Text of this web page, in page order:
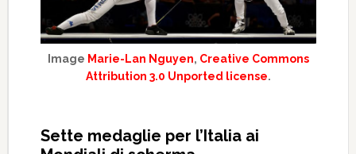
Image Marie-Lan Nguyen, Creative Commons
Attribution 3.0 Unported license.
Sette medaglie per l’Italia ai